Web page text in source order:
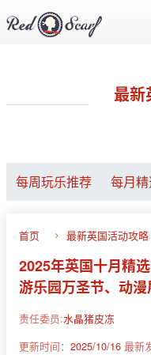
最新
每周玩乐推荐 每月
首页 最新英国活动攻略
2025年英国十月精
游乐园万圣节、动
责任委员:水晶猪皮冻
更新时间： 2025/10/16 最新